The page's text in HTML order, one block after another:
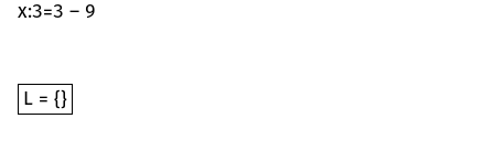
x:3=3 – 9
L = {}